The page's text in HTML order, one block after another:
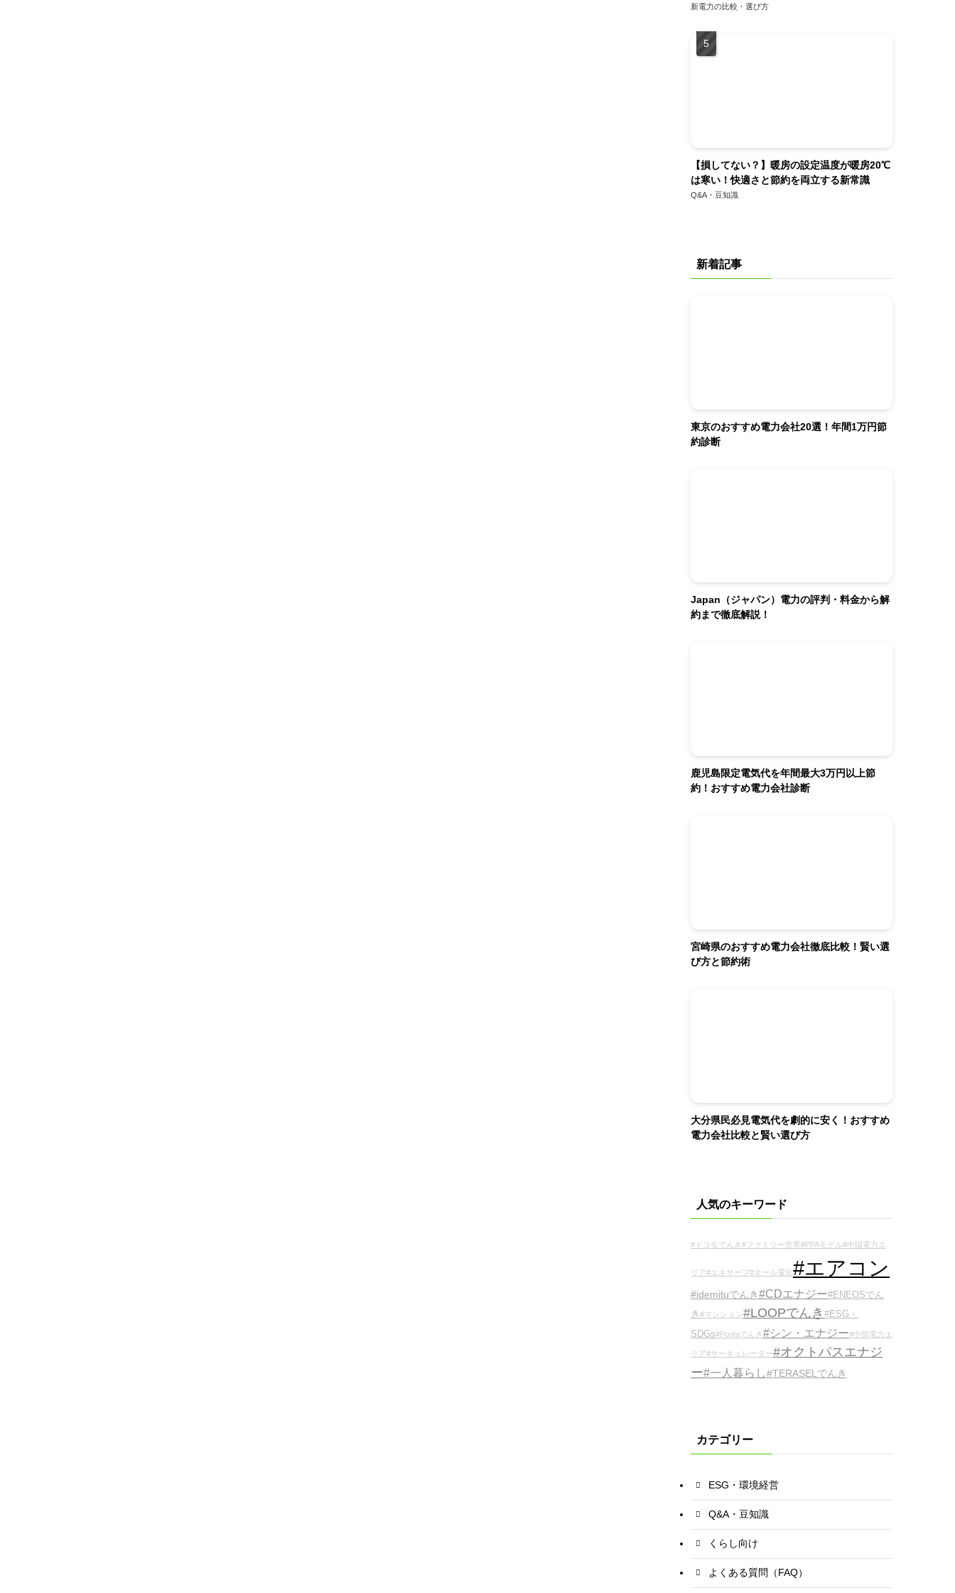
新電力の比較・選び方
【損してない？】暖房の設定温度が暖房20℃
は寒い！快適さと節約を両立する新常識
Q&A・豆知識
新着記事
東京のおすすめ電力会社20選！年間1万円節
約診断
Japan（ジャパン）電力の評判・料金から解
約まで徹底解説！
鹿児島限定電気代を年間最大3万円以上節
約！おすすめ電力会社診断
宮崎県のおすすめ電力会社徹底比較！賢い選
び方と節約術
大分県民必見電気代を劇的に安く！おすすめ
電力会社比較と賢い選び方
人気のキーワード
#ドコモでんき #ファミリー世帯#PPAモデル#中国電力エ
リア#エネサーブ#オール電化#エアコン
#idemituでんき#CDエナジー#ENEOSでん
き #マンション#LOOPでんき #ESG・
SDGs#Pontaでんき #シン・エナジー#中部電力エ
リア#サーキュレーター#オクトパスエナジ
ー#一人暮らし #TERASELでんき
カテゴリー
ESG・環境経営
Q&A・豆知識
くらし向け
よくある質問（FAQ）